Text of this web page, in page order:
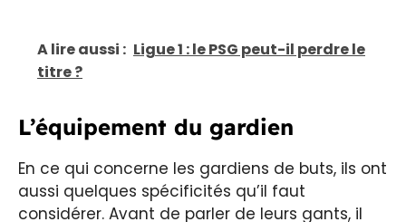
A lire aussi : Ligue 1 : le PSG peut-il perdre le
titre ?
L’équipement du gardien
En ce qui concerne les gardiens de buts, ils ont
aussi quelques spécificités qu’il faut
considérer. Avant de parler de leurs gants, il